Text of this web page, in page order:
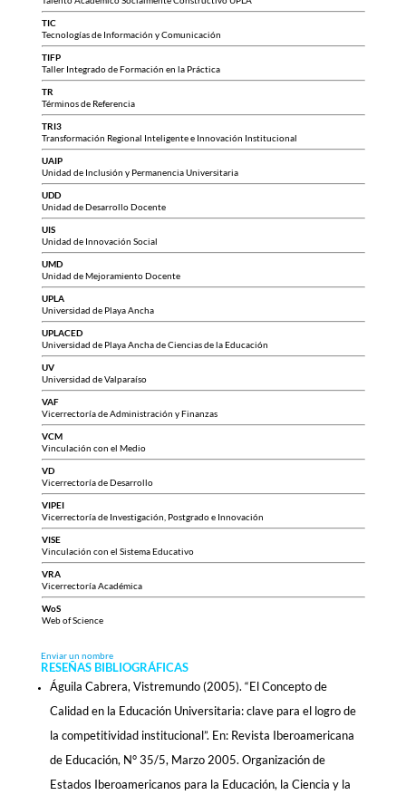
TIC
Tecnologías de Información y Comunicación
TIFP
Taller Integrado de Formación en la Práctica
TR
Términos de Referencia
TRI3
Transformación Regional Inteligente e Innovación Institucional
UAIP
Unidad de Inclusión y Permanencia Universitaria
UDD
Unidad de Desarrollo Docente
UIS
Unidad de Innovación Social
UMD
Unidad de Mejoramiento Docente
UPLA
Universidad de Playa Ancha
UPLACED
Universidad de Playa Ancha de Ciencias de la Educación
UV
Universidad de Valparaíso
VAF
Vicerrectoría de Administración y Finanzas
VCM
Vinculación con el Medio
VD
Vicerrectoría de Desarrollo
VIPEI
Vicerrectoría de Investigación, Postgrado e Innovación
VISE
Vinculación con el Sistema Educativo
VRA
Vicerrectoría Académica
WoS
Web of Science
Enviar un nombre
RESEÑAS BIBLIOGRÁFICAS
Águila Cabrera, Vistremundo (2005). “El Concepto de
Calidad en la Educación Universitaria: clave para el logro de
la competitividad institucional”. En: Revista Iberoamericana
de Educación, N° 35/5, Marzo 2005. Organización de
Estados Iberoamericanos para la Educación, la Ciencia y la